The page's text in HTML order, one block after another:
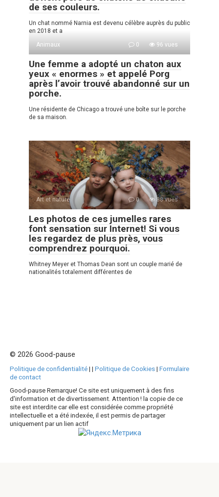
de ses couleurs.
Un chat nommé Narnia est devenu célèbre auprès du public
en 2018 et a
Animaux
0 96 vues
Une femme a adopté un chaton aux
yeux « enormes » et appelé Porg
après l’avoir trouvé abandonné sur un
porche.
Une résidente de Chicago a trouvé une boîte sur le porche
de sa maison.
Art et nature 0 88 vues
Les photos de ces jumelles rares
font sensation sur Internet! Si vous
les regardez de plus près, vous
comprendrez pourquoi.
Whitney Meyer et Thomas Dean sont un couple marié de
nationalités totalement différentes de
© 2026 Good-pause
Politique de confidentialité| | Politique de Cookies| Formulaire
de contact
Good-pause Remarque! Ce site est uniquement à des fins
d'information et de divertissement. Attention ! la copie de ce
site est interdite car elle est considérée comme propriété
intellectuelle et a été indexée, il est permis de partager
uniquement par un lien actif